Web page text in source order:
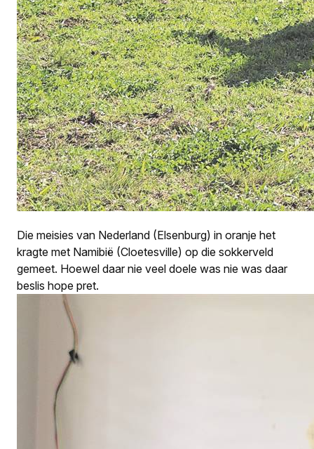
Die meisies van Nederland (Elsenburg) in oranje het
kragte met Namibië (Cloetesville) op die sokkerveld
gemeet. Hoewel daar nie veel doele was nie was daar
beslis hope pret.